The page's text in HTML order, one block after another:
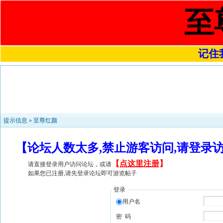
至
记住
提示信息 » 至尊红颜
【论坛人数太多,禁止游客访问,请登
请直接登录用户访问论坛，或请 【 点这里注册】
如果您已注册,请先登录论坛即可游览帖子
登录
用户名
密 码